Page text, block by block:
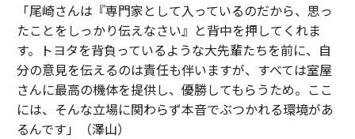
「尾崎さんは『専門家として入っているのだから、思っ
たことをしっかり伝えなさい』と背中を押してくれま
す。トヨタを背負っているような大先輩たちを前に、自
分の意見を伝えるのは責任も伴いますが、すべては室屋
さんに最高の機体を提供し、優勝してもらうため。ここ
には、そんな立場に関わらず本音でぶつかれる環境があ
るんです」（澤山）